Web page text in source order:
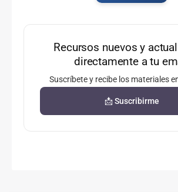
Recursos nuevos y
directamente a tu
Suscríbete y recibe los materiales
📩 Suscribirme